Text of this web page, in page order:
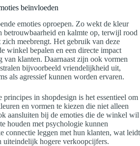
beïnvloeden
emoties oproepen. Zo wekt de kleur
betrouwbaarheid en kalmte op, terwijl rood
meebrengt. Het gebruik van deze
winkel bepalen en een directe impact
van klanten. Daarnaast zijn ook vormen
bijvoorbeeld vriendelijkheid uit,
als agressief kunnen worden ervaren.
principes in shopdesign is het essentieel om
en vormen te kiezen die niet alleen
aansluiten bij de emoties die de winkel wil
houden met psychologie kunnen
connectie leggen met hun klanten, wat leidt
uiteindelijk hogere verkoopcijfers.